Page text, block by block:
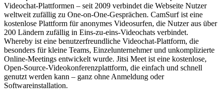
Videochat-Plattformen – seit 2009 verbindet die Webseite Nutzer
weltweit zufällig zu One‑on‑One‑Gesprächen. CamSurf ist eine
kostenlose Plattform für anonymes Videosurfen, die Nutzer aus über
200 Ländern zufällig in Eins-zu-eins-Videochats verbindet.
Whereby ist eine benutzerfreundliche Videochat-Plattform, die
besonders für kleine Teams, Einzelunternehmer und unkomplizierte
Online-Meetings entwickelt wurde. Jitsi Meet ist eine kostenlose,
Open-Source-Videokonferenzplattform, die einfach und schnell
genutzt werden kann – ganz ohne Anmeldung oder
Softwareinstallation.